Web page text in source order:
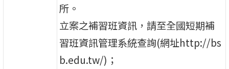
所。
立案之補習班資訊，請至全國短期補
習班資訊管理系統查詢(網址http://bs
b.edu.tw/)；